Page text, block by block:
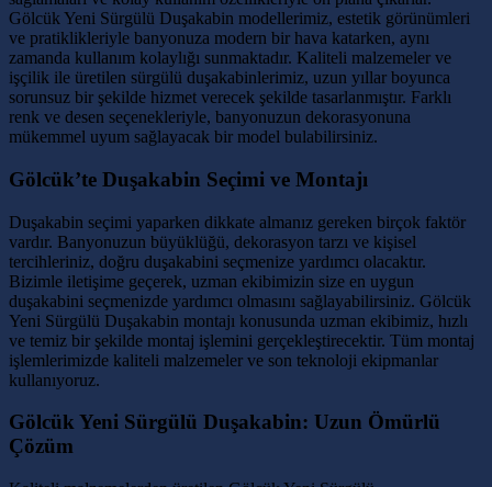
Gölcük Yeni Sürgülü Duşakabin modellerimiz, estetik görünümleri
ve pratiklikleriyle banyonuza modern bir hava katarken, aynı
zamanda kullanım kolaylığı sunmaktadır. Kaliteli malzemeler ve
işçilik ile üretilen sürgülü duşakabinlerimiz, uzun yıllar boyunca
sorunsuz bir şekilde hizmet verecek şekilde tasarlanmıştır. Farklı
renk ve desen seçenekleriyle, banyonuzun dekorasyonuna
mükemmel uyum sağlayacak bir model bulabilirsiniz.
Gölcük’te Duşakabin Seçimi ve Montajı
Duşakabin seçimi yaparken dikkate almanız gereken birçok faktör
vardır. Banyonuzun büyüklüğü, dekorasyon tarzı ve kişisel
tercihleriniz, doğru duşakabini seçmenize yardımcı olacaktır.
Bizimle iletişime geçerek, uzman ekibimizin size en uygun
duşakabini seçmenizde yardımcı olmasını sağlayabilirsiniz. Gölcük
Yeni Sürgülü Duşakabin montajı konusunda uzman ekibimiz, hızlı
ve temiz bir şekilde montaj işlemini gerçekleştirecektir. Tüm montaj
işlemlerimizde kaliteli malzemeler ve son teknoloji ekipmanlar
kullanıyoruz.
Gölcük Yeni Sürgülü Duşakabin: Uzun Ömürlü
Çözüm